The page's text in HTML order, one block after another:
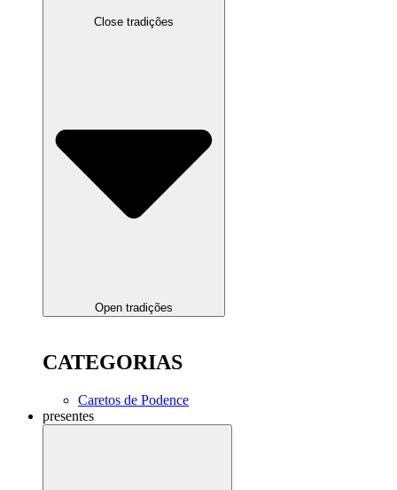
Close tradições
Open tradições
CATEGORIAS
Caretos de Podence
presentes